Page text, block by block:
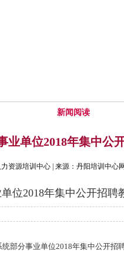
新闻阅读
业单位2018年集中公
资源培训中心 | 来源：丹阳培训中心
位2018年集中公开招聘
部分事业单位2018年集中公开招